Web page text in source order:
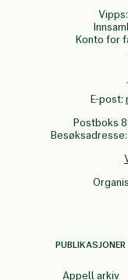
Konto for
E-post:
Postboks
PUBLIKASJONER
Appell arkiv